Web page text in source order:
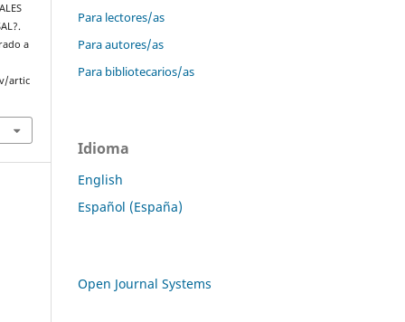
a
artic
Para lectores/as
Para autores/as
Para bibliotecarios/as
Idioma
English
Español (España)
Open Journal Systems